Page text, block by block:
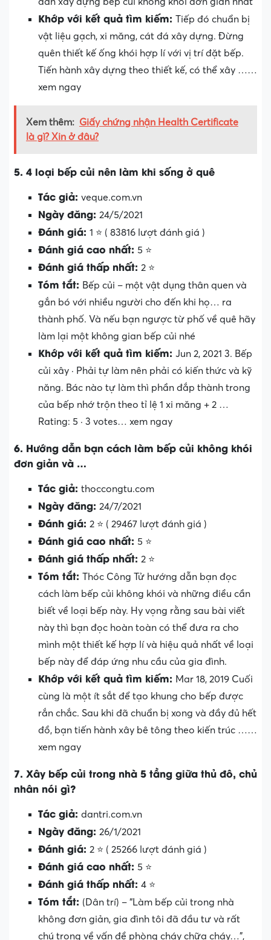
Khớp với kết quả tìm kiếm: Tiếp đó chuẩn bị
vật liệu gạch, xi măng, cát đá xây dựng. Đừng
quên thiết kế ống khói hợp lí với vị trí đặt bếp.
Tiến hành xây dựng theo thiết kế, có thể xây ……
xem ngay
Xem thêm: Giấy chứng nhận Health Certificate
là gì? Xin ở đâu?
5. 4 loại bếp củi nên làm khi sống ở quê
Tác giả: veque.com.vn
Ngày đăng: 24/5/2021
Đánh giá: 1 ⭐ ( 83816 lượt đánh giá )
Đánh giá cao nhất: 5 ⭐
Đánh giá thấp nhất: 2 ⭐
Tóm tắt: Bếp củi – một vật dụng thân quen và
gắn bó với nhiều người cho đến khi họ… ra
thành phố. Và nếu bạn ngược từ phố về quê hãy
làm lại một không gian bếp củi nhé
Khớp với kết quả tìm kiếm: Jun 2, 2021 3. Bếp
củi xây · Phải tự làm nên phải có kiến thức và kỹ
năng. Bác nào tự làm thì phần đắp thành trong
của bếp nhớ trộn theo tỉ lệ 1 xi măng + 2 …
Rating: 5 · ‎3 votes… xem ngay
6. Hướng dẫn bạn cách làm bếp củi không khói
đơn giản và …
Tác giả: thoccongtu.com
Ngày đăng: 24/7/2021
Đánh giá: 2 ⭐ ( 29467 lượt đánh giá )
Đánh giá cao nhất: 5 ⭐
Đánh giá thấp nhất: 2 ⭐
Tóm tắt: Thóc Công Tử hướng dẫn bạn đọc
cách làm bếp củi không khói và những điều cần
biết về loại bếp này. Hy vọng rằng sau bài viết
này thì bạn đọc hoàn toàn có thể đưa ra cho
mình một thiết kế hợp lí và hiệu quả nhất về loại
bếp này để đáp ứng nhu cầu của gia đình.
Khớp với kết quả tìm kiếm: Mar 18, 2019 Cuối
cùng là một ít sắt để tạo khung cho bếp được
rắn chắc. Sau khi đã chuẩn bị xong và đầy đủ hết
đồ, bạn tiến hành xây bê tông theo kiến trúc ……
xem ngay
7. Xây bếp củi trong nhà 5 tầng giữa thủ đô, chủ
nhân nói gì?
Tác giả: dantri.com.vn
Ngày đăng: 26/1/2021
Đánh giá: 2 ⭐ ( 25266 lượt đánh giá )
Đánh giá cao nhất: 5 ⭐
Đánh giá thấp nhất: 4 ⭐
Tóm tắt: (Dân trí) – “Làm bếp củi trong nhà
không đơn giản, gia đình tôi đã đầu tư và rất
chú trọng về vấn đề phòng cháy chữa cháy…”,